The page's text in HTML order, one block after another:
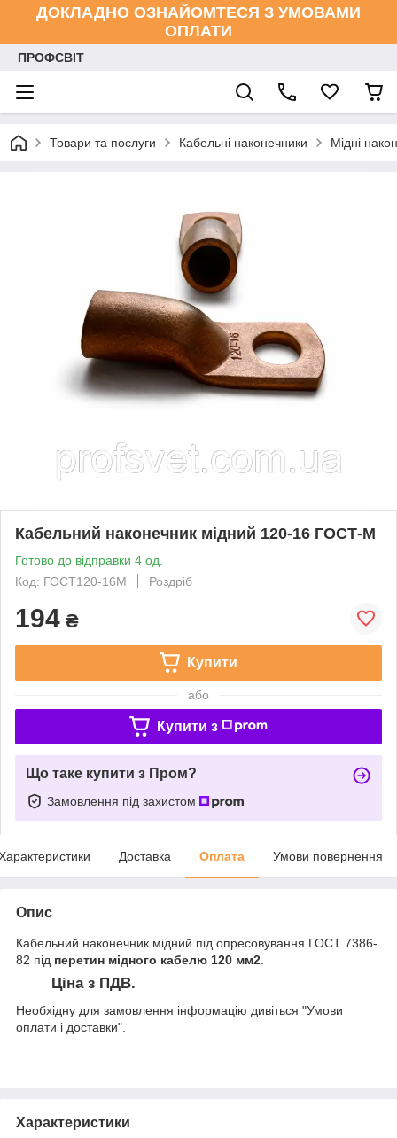
ДОКЛАДНО ОЗНАЙОМТЕСЯ З УМОВАМИ
ОПЛАТИ
ПРОФСВІТ
Товари та послуги Кабельні наконечники Мідні
Кабельний наконечник мідний 120-16 ГОСТ-М
Готово до відправки 4 од.
Код: ГОСТ120-16М
Роздріб
194 ₴
Купити
або
Купити з
Що таке купити з Пром?
Замовлення під захистом
Доставка Оплата Умови повернення
Опис
Кабельний наконечник мідний під опресовування ГОСТ 7386-
82 під перетин мідного кабелю 120 мм2
Ціна з ПДВ.
Необхідну для замовлення інформацію дивіться "Умови
оплати і доставки".
Характеристики